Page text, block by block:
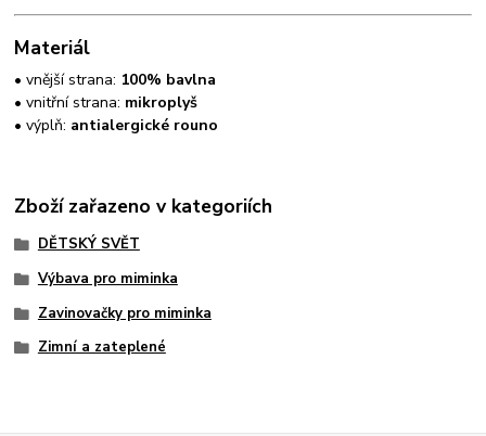
Materiál
• vnější strana: 100% bavlna
• vnitřní strana: mikroplyš
• výplň: antialergické rouno
Zboží zařazeno v kategoriích
DĚTSKÝ SVĚT
Výbava pro miminka
Zavinovačky pro miminka
Zimní a zateplené